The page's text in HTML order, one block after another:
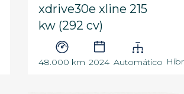
xdrive30e xline 215
kw (292 cv)
48.000 km 2024 Automático